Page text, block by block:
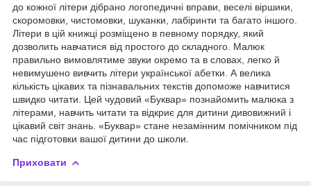
до кожної літери дібрано логопедичні вправи, веселі віршики,
скоромовки, чистомовки, шуканки, лабіринти та багато іншого.
Лiтeри в цій книжці розміщено в певному порядку, який
дозволить навчатися від простого до складного. Малюк
правильно вимовлятиме звуки окремо та в словах, легко й
невимушено вивчить літери української абетки. А велика
кількість цікавих та пізнавальних текстів допоможе навчитися
швидко читати. Цей чудовий «Буквар» познайомить малюка з
літерами, навчить читати та відкриє для дитини дивовижний i
цікавий світ знань. «Буквар» стане незамінним помічником під
час підготовки вашої дитини до школи.
Приховати